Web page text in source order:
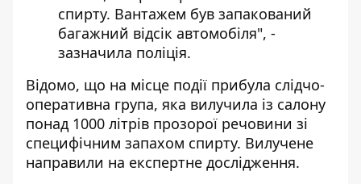
спирту. Вантажем був запакований
багажний відсік автомобіля", -
зазначила поліція.
Відомо, що на місце події прибула слідчо-
оперативна група, яка вилучила із салону
понад 1000 літрів прозорої речовини зі
специфічним запахом спирту. Вилучене
направили на експертне дослідження.